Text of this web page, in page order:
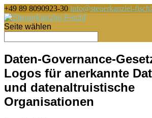
+49 89 8090923-30 info@steuerkanzlei-
Seite wählen
Daten-Governance-
Logos für anerkannte
und datenaltruistische
Organisationen